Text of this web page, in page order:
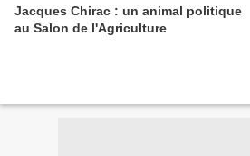
Jacques Chirac : un animal politique
au Salon de l'Agriculture